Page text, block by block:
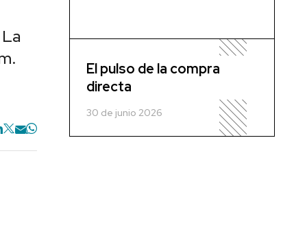
El pulso de la compra
directa
30 de junio 2026